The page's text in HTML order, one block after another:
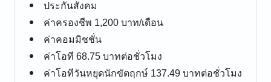
ประกันสังคม
ค่าครองชีพ 1,200 บาท/เดือน
ค่าคอมมิชชั่น
ค่าโอที 68.75 บาทต่อชั่วโมง
ค่าโอทีวันหยุดนักขัตฤกษ์ 137.49 บาทต่อชั่วโมง